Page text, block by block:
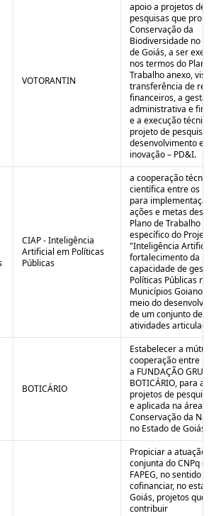
VOTORANTIN
apoio a projetos de
pesquisas que
Conservação da
Biodiversidade no
de Goiás, a ser
nos termos do
Trabalho anexo,
transferência de
financeiros, a
administrativa e
e a execução
projeto de pesquisa,
desenvolvimento e
inovação – PD&I.
CIAP - Inteligência
Artificial em Políticas
Públicas
a cooperação
científica entre os
para
ações e metas
Plano de Trabalho
específico do
"Inteligência
fortalecimento da
capacidade de
Políticas Públicas
Municípios
meio do
de um conjunto de
atividades
BOTICÁRIO
Estabelecer a
cooperação entre
a FUNDAÇÃO
BOTICÁRIO, para
projetos de
e aplicada na área
Conservação da
no Estado de Goiás.
Propiciar a atuação
conjunta do CNPq e
FAPEG, no sentido
cofinanciar, no
Goiás, projetos que
contribuir